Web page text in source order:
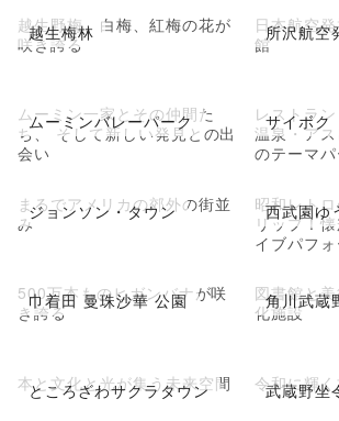
越生梅林
越生野梅、白梅、紅梅の花が
咲き誇る
所沢航空
日本航空
館
ムーミンバレーパーク
ムーミン一家とその仲間た
ち、 そして新しい発見との出
会い
サイボク
レストラ
温泉・ア
のテーマパ
ジョンソン・タウン
まるでアメリカの郊外の街並
み
西武園ゆ
昭和レト
リップ！
イブパフ
巾着田 曼珠沙華 公園
500万本ものヒガンバナが咲
き誇る
角川武蔵
図書館と
化施設
ところざわサクラタウン
本と文化と光が集う未来空間 武蔵野坐
令和に輝